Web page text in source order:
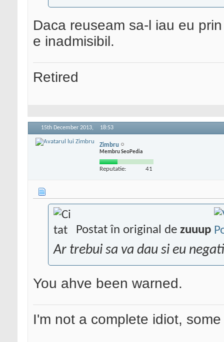
Daca reuseam sa-l iau eu
e inadmisibil.
Retired
15th December 2013, 18:53
Zimbru
Membru SeoPedia
Reputatie: 41
Postat în original de zuuup
Ar trebui sa va dau si eu
You ahve been warned.
I'm not a complete idiot,